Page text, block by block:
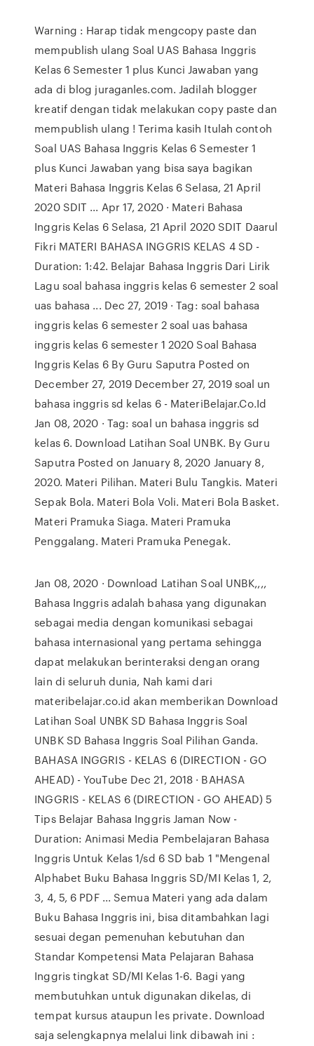
Warning : Harap tidak mengcopy paste dan
mempublish ulang Soal UAS Bahasa Inggris
Kelas 6 Semester 1 plus Kunci Jawaban yang
ada di blog juraganles.com. Jadilah blogger
kreatif dengan tidak melakukan copy paste dan
mempublish ulang ! Terima kasih Itulah contoh
Soal UAS Bahasa Inggris Kelas 6 Semester 1
plus Kunci Jawaban yang bisa saya bagikan
Materi Bahasa Inggris Kelas 6 Selasa, 21 April
2020 SDIT ... Apr 17, 2020 · Materi Bahasa
Inggris Kelas 6 Selasa, 21 April 2020 SDIT Daarul
Fikri MATERI BAHASA INGGRIS KELAS 4 SD -
Duration: 1:42. Belajar Bahasa Inggris Dari Lirik
Lagu soal bahasa inggris kelas 6 semester 2 soal
uas bahasa ... Dec 27, 2019 · Tag: soal bahasa
inggris kelas 6 semester 2 soal uas bahasa
inggris kelas 6 semester 1 2020 Soal Bahasa
Inggris Kelas 6 By Guru Saputra Posted on
December 27, 2019 December 27, 2019 soal un
bahasa inggris sd kelas 6 - MateriBelajar.Co.Id
Jan 08, 2020 · Tag: soal un bahasa inggris sd
kelas 6. Download Latihan Soal UNBK. By Guru
Saputra Posted on January 8, 2020 January 8,
2020. Materi Pilihan. Materi Bulu Tangkis. Materi
Sepak Bola. Materi Bola Voli. Materi Bola Basket.
Materi Pramuka Siaga. Materi Pramuka
Penggalang. Materi Pramuka Penegak.
Jan 08, 2020 · Download Latihan Soal UNBK,,,,
Bahasa Inggris adalah bahasa yang digunakan
sebagai media dengan komunikasi sebagai
bahasa internasional yang pertama sehingga
dapat melakukan berinteraksi dengan orang
lain di seluruh dunia, Nah kami dari
materibelajar.co.id akan memberikan Download
Latihan Soal UNBK SD Bahasa Inggris Soal
UNBK SD Bahasa Inggris Soal Pilihan Ganda.
BAHASA INGGRIS - KELAS 6 (DIRECTION - GO
AHEAD) - YouTube Dec 21, 2018 · BAHASA
INGGRIS - KELAS 6 (DIRECTION - GO AHEAD) 5
Tips Belajar Bahasa Inggris Jaman Now -
Duration: Animasi Media Pembelajaran Bahasa
Inggris Untuk Kelas 1/sd 6 SD bab 1 "Mengenal
Alphabet Buku Bahasa Inggris SD/MI Kelas 1, 2,
3, 4, 5, 6 PDF ... Semua Materi yang ada dalam
Buku Bahasa Inggris ini, bisa ditambahkan lagi
sesuai degan pemenuhan kebutuhan dan
Standar Kompetensi Mata Pelajaran Bahasa
Inggris tingkat SD/MI Kelas 1-6. Bagi yang
membutuhkan untuk digunakan dikelas, di
tempat kursus ataupun les private. Download
saja selengkapnya melalui link dibawah ini :